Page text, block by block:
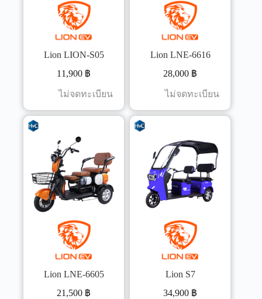
Lion LION-S05
11,900 ฿
ไม่จดทะเบียน
Lion LNE-6616
28,000 ฿
ไม่จดทะเบียน
Lion LNE-6605
21,500 ฿
Lion S7
34,900 ฿